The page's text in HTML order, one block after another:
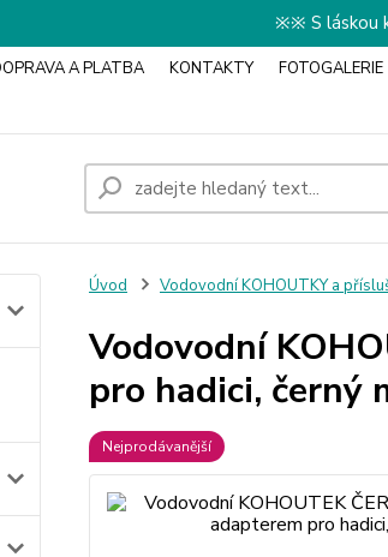
※※ S láskou
A PLATBA KONTAKTY FOTOGALERIE
Úvod Vodovodní KOHOUTKY a
Vodovodní
pro hadici, černý
Nejprodávanější